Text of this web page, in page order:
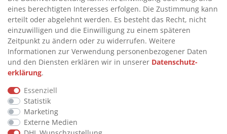
>
FAQ
>
VERTRAG WIDERRUFEN
>
WIDERRUFSRECHT
>
WIDERRUFSFORMULAR
IMPRESSUM
>
DATENSCHUTZERKLÄRUNG
>
AGB
>
KONTAKT
eines berechtigten Interesses erfolgen. Die Zustimmung kann
erteilt oder abgelehnt werden. Es besteht das Recht, nicht
einzuwilligen und die Einwilligung zu einem späteren
Zeitpunkt zu ändern oder zu widerrufen. Weitere
Informationen zur Verwendung personenbezogener Daten
und den Diensten erklären wir in unserer Daten­schutz­
erklärung.
Essenziell
Statistik
Marketing
Externe Medien